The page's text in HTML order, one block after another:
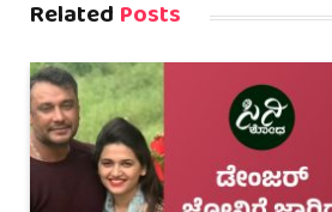
Related Posts